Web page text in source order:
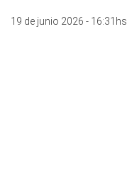
19 de junio 2026 - 16:31hs